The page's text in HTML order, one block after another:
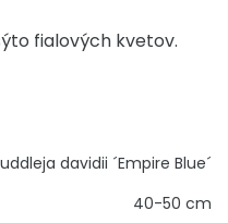
fialových kvetov.
davidii ´Empire Blue´
40-50 cm